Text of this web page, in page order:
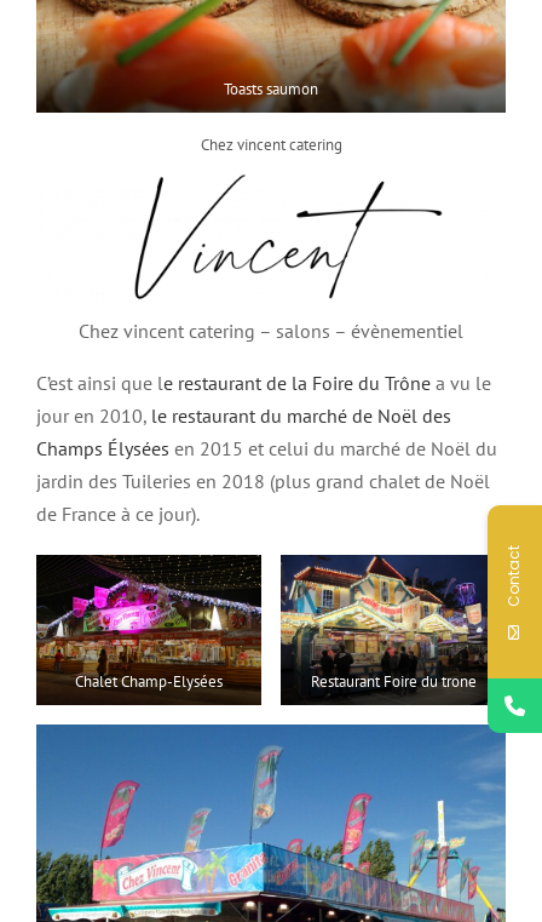
Toasts saumon
Chez vincent catering
Chez vincent catering – salons – évènementiel
C’est ainsi que le restaurant de la Foire du Trône a vu le
jour en 2010, le restaurant du marché de Noël des
Champs Élysées en 2015 et celui du marché de Noël du
jardin des Tuileries en 2018 (plus grand chalet de Noël
de France à ce jour).
Chalet Champ-Elysées Restaurant Foire du trone
Contact